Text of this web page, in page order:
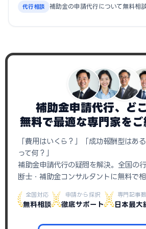
代行相談 補助金の申請代行について無料相
補助金申請代行、ど
無料で最適な専門家をご
「費用はいくら？」「成功報酬型はあ
って何？」
補助金申請代行の疑問を解決。全国の
断士・補助金コンサルタントに無料で相
全国対応
無料相談
申請から採択
徹底サポート
専門記事数
日本最大